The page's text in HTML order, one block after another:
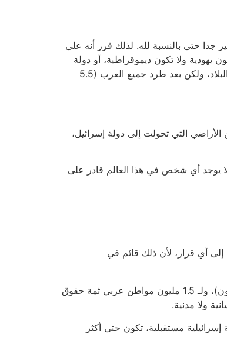
جدا حتى بالنسبة لله. لذلك قرر أنه على
ولا تكون ديموقراطية، أو دولة
تمتد على الأرض كلها وتكون ديموقراطية ولا تكون يهودية. أما أنا فكنت لأضيف لذلك إمكانية رابعة: دولة يهودية وديموقراطية في كل البلاد، ولكن بعد طرد جميع العرب (5.5
طرد أكثر من نصف الشعب الفلسطيني من الأراضي التي تحولت إلى دولة إسرائيل،
بالنسبة للحكومة الحالية أن تمنع أي سلام يجبرها على التنازل عن الأراضي المحتلة (22% من الأرض قبل عام 1948). لا يوجد أي شخص في هذا العالم قادر على
أي قرار، لأن ذلك قائم في
إذا أردنا استخدام الشعار المألوف، فهذه دولة أبارتهايد: دولة فيها جميع أجهزة السلطة موجودة بين أيدي إسرائيليين-يهود (نحو 6.5 مليون)، ولـ 1.5 مليون مواطن عربي ثمة حقوق
ولا مدنية.
مستقبلية، تكون حتى أكثر